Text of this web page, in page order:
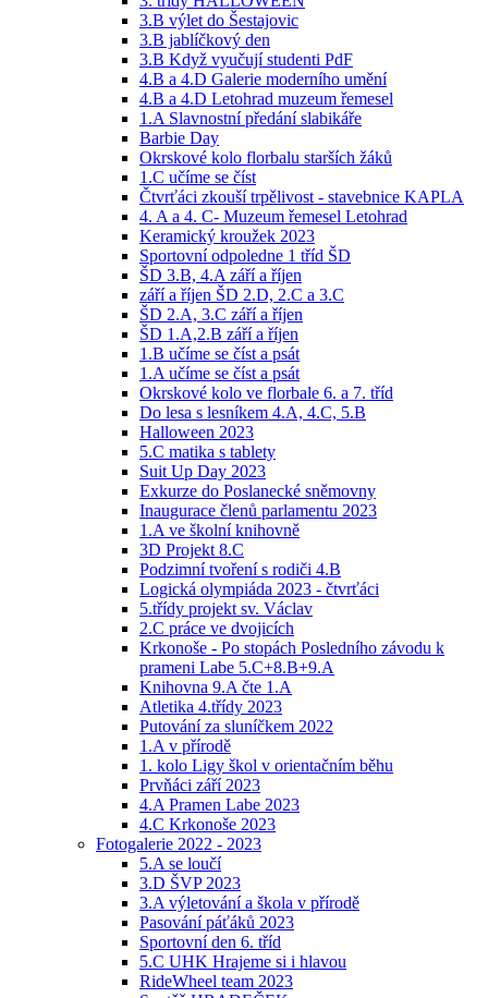
3.B výlet do Šestajovic
3.B jablíčkový den
3.B Když vyučují studenti PdF
4.B a 4.D Galerie moderního umění
4.B a 4.D Letohrad muzeum řemesel
1.A Slavnostní předání slabikáře
Barbie Day
Okrskové kolo florbalu starších žáků
1.C učíme se číst
Čtvrťáci zkouší trpělivost - stavebnice KAPLA
4. A a 4. C- Muzeum řemesel Letohrad
Keramický kroužek 2023
Sportovní odpoledne 1 tříd ŠD
ŠD 3.B, 4.A září a říjen
září a říjen ŠD 2.D, 2.C a 3.C
ŠD 2.A, 3.C září a říjen
ŠD 1.A,2.B září a říjen
1.B učíme se číst a psát
1.A učíme se číst a psát
Okrskové kolo ve florbale 6. a 7. tříd
Do lesa s lesníkem 4.A, 4.C, 5.B
Halloween 2023
5.C matika s tablety
Suit Up Day 2023
Exkurze do Poslanecké sněmovny
Inaugurace členů parlamentu 2023
1.A ve školní knihovně
3D Projekt 8.C
Podzimní tvoření s rodiči 4.B
Logická olympiáda 2023 - čtvrťáci
5.třídy projekt sv. Václav
2.C práce ve dvojicích
Krkonoše - Po stopách Posledního závodu k
prameni Labe 5.C+8.B+9.A
Knihovna 9.A čte 1.A
Atletika 4.třídy 2023
Putování za sluníčkem 2022
1.A v přírodě
1. kolo Ligy škol v orientačním běhu
Prvňáci září 2023
4.A Pramen Labe 2023
4.C Krkonoše 2023
Fotogalerie 2022 - 2023
5.A se loučí
3.D ŠVP 2023
3.A výletování a škola v přírodě
Pasování páťáků 2023
Sportovní den 6. tříd
5.C UHK Hrajeme si i hlavou
RideWheel team 2023